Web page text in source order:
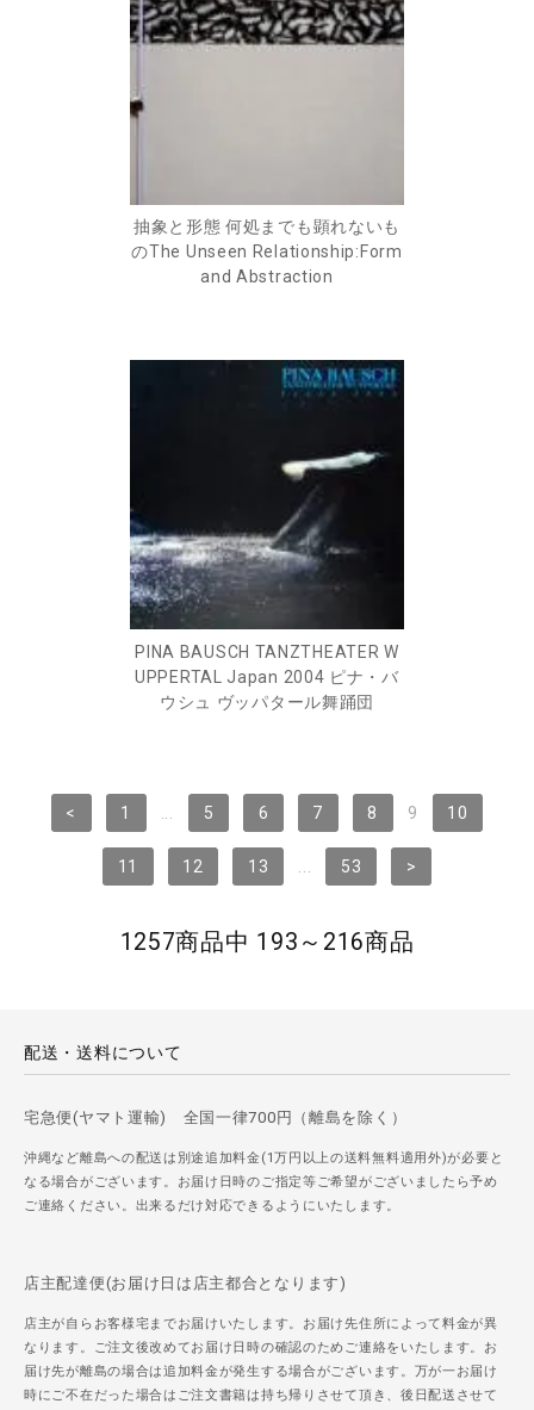
抽象と形態 何処までも顕れないも
のThe Unseen Relationship:Form
and Abstraction
PINA BAUSCH TANZTHEATER W
UPPERTAL Japan 2004 ピナ・バ
ウシュ ヴッパタール舞踊団
< 1 5 6 7 8 9 10
11 12 13 53 >
1257商品中 193～216商品
配送・送料について
宅急便(ヤマト運輸) 全国一律700円（離島を除く）
沖縄など離島への配送は別途追加料金(1万円以上の送料無料適用外)が必要と
なる場合がございます。お届け日時のご指定等ご希望がございましたら予め
ご連絡ください。出来るだけ対応できるようにいたします。
店主配達便(お届け日は店主都合となります)
店主が自らお客様宅までお届けいたします。お届け先住所によって料金が異
なります。ご注文後改めてお届け日時の確認のためご連絡をいたします。お
届け先が離島の場合は追加料金が発生する場合がございます。万が一お届け
時にご不在だった場合はご注文書籍は持ち帰りさせて頂き、後日配送させて